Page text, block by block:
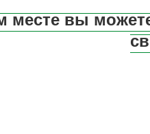
месте вы